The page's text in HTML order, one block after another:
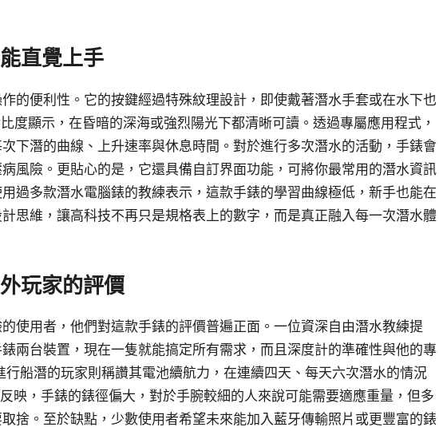
直覺上手
的便利性。它的按鍵經過特殊紋理設計，即使戴著潛水手套或在水下也
度顯示，在昏暗的深海或強烈陽光下都清晰可讀。透過專屬應用程式，
下潛的曲線、上升速率與休息時間。對於進行多次潛水的活動，手錶會
風險。更貼心的是，它還具備自訂界面功能，可將你最常用的潛水資訊
過多款潛水電腦錶的教練表示，這款手錶的學習曲線極低，新手也能在
思維，讓高科技不再只是規格表上的數字，而是真正融入每一次潛水體
玩家的評價
使用者，他們對這款手錶的評價普遍正面。一位資深自由潛水教練提
兩台裝置，現在一隻就能搞定所有需求，而且深度計的準確性與他的專
船潛的玩家則稱讚其電池續航力，在連續四天、每天六次潛水的情況
映，手錶的錶徑偏大，對於手腕較細的人來說可能需要適應重量，但多
捨。至於缺點，少數使用者希望未來能加入藍牙傳輸照片或更豐富的錶